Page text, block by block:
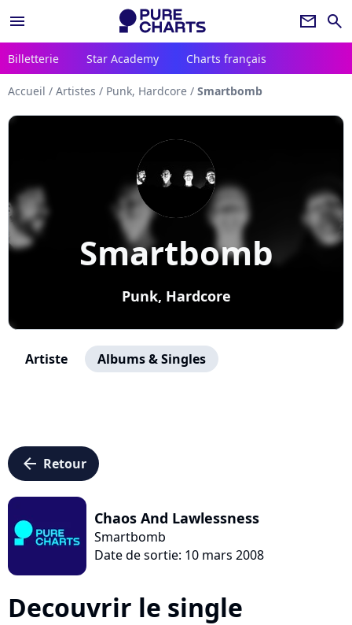
menu newsletter search
Billetterie Star Academy Charts français
Accueil / Artistes / Punk, Hardcore / Smartbomb
Smartbomb
Punk, Hardcore
Artiste Albums & Singles
arrow_left Retour
Chaos And Lawlessness
Smartbomb
Date de sortie: 10 mars 2008
Decouvrir le single